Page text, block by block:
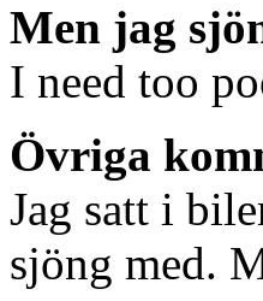
Men jag
I need too
Övriga
Jag satt i
sjöng med.